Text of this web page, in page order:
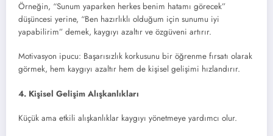
Örneğin, “Sunum yaparken herkes benim hatamı görecek”
düşüncesi yerine, “Ben hazırlıklı olduğum için sunumu iyi
yapabilirim” demek, kaygıyı azaltır ve özgüveni artırır.
Motivasyon ipucu: Başarısızlık korkusunu bir öğrenme fırsatı olarak
görmek, hem kaygıyı azaltır hem de kişisel gelişimi hızlandırır.
4. Kişisel Gelişim Alışkanlıkları
Küçük ama etkili alışkanlıklar kaygıyı yönetmeye yardımcı olur.